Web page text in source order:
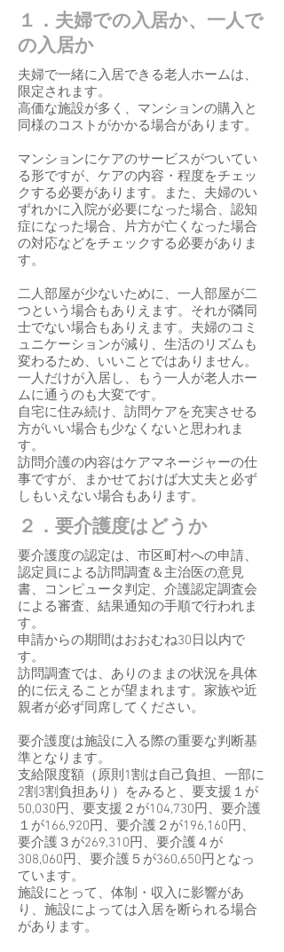
１．夫婦での入居か、一人で
の入居か
夫婦で一緒に入居できる老人ホームは、
限定されます。
高価な施設が多く、マンションの購入と
同様のコストがかかる場合があります。
マンションにケアのサービスがついてい
る形ですが、ケアの内容・程度をチェッ
クする必要があります。また、夫婦のい
ずれかに入院が必要になった場合、認知
症になった場合、片方が亡くなった場合
の対応などをチェックする必要がありま
す。
二人部屋が少ないために、一人部屋が二
つという場合もありえます。それが隣同
士でない場合もありえます。夫婦のコミ
ュニケーションが減り、生活のリズムも
変わるため、いいことではありません。
一人だけが入居し、もう一人が老人ホー
ムに通うのも大変です。
自宅に住み続け、訪問ケアを充実させる
方がいい場合も少なくないと思われま
す。
訪問介護の内容はケアマネージャーの仕
事ですが、まかせておけば大丈夫と必ず
しもいえない場合もあります。​
２．要介護度はどうか
要介護度の認定は、市区町村への申請、
認定員による訪問調査＆主治医の意見
書、コンピュータ判定、介護認定調査会
による審査、結果通知の手順で行われま
す。
申請からの期間はおおむね30日以内で
す。
訪問調査では、ありのままの状況を具体
的に伝えることが望まれます。家族や近
親者が必ず同席してください。
要介護度は施設に入る際の重要な判断基
準となります。
​支給限度額（原則1割は自己負担、一部に
2割3割負担あり）をみると、要支援１が
50,030円、要支援２が104,730円、要介護
１が166,920円、要介護２が196,160円、
要介護３が269,310円、要介護４が
308,060円、要介護５が360,650円となっ
ています。
施設にとって、体制・収入に影響があ
り、施設によっては入居を断られる場合
があります。